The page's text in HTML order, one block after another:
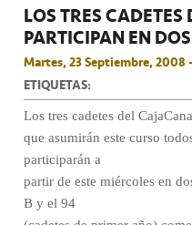
LOS TRES
PARTICIPAN EN
Martes, 23 Septiembre, 2008 -
ETIQUETAS:
Los tres cadetes del
que asumirán este curso
participarán a
partir de este miércoles en
B y el 94